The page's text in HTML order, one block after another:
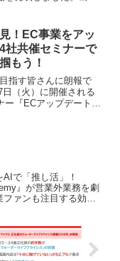
ービスでの取引実績を
示できる新機能も登
新規参入のハードルが
。
！EC事業をアッ
社共催セミナーで
もう！
指す皆さんに朗報で
（火）に開催される
『ECアップデート大
で「推し活」！
』が営業外業務を劇
ファンも注目する効率